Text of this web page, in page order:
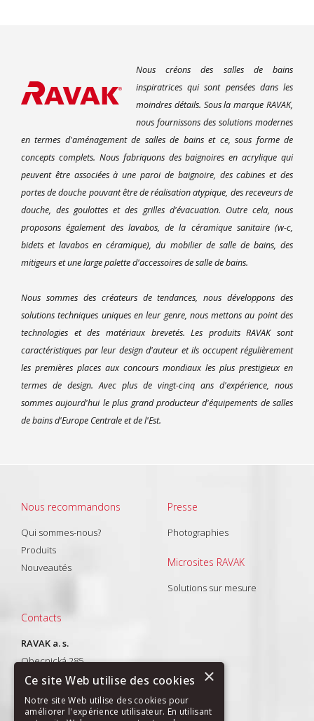
Nous créons des salles de bains
inspiratrices qui sont pensées dans les
moindres détails. Sous la marque RAVAK,
nous fournissons des solutions modernes
en termes d'aménagement de salles de bains et ce, sous forme de
concepts complets. Nous fabriquons des baignoires en acrylique qui
peuvent être associées à une paroi de baignoire, des cabines et des
portes de douche pouvant être de réalisation atypique, des receveurs de
douche, des goulottes et des grilles d'évacuation. Outre cela, nous
proposons également des lavabos, de la céramique sanitaire (w-c,
bidets et lavabos en céramique), du mobilier de salle de bains, des
mitigeurs et une large palette d'accessoires de salle de bains.
Nous sommes des créateurs de tendances, nous développons des
solutions techniques uniques en leur genre, nous mettons au point des
technologies et des matériaux brevetés. Les produits RAVAK sont
caractéristiques par leur design d'auteur et ils occupent régulièrement
les premières places aux concours mondiaux les plus prestigieux en
termes de design. Avec plus de vingt-cinq ans d'expérience, nous
sommes aujourd'hui le plus grand producteur d'équipements de salles
de bains d'Europe Centrale et de l'Est.
Nous recommandons
Qui sommes-nous?
Produits
Nouveautés
Presse
Photographies
Microsites RAVAK
Solutions sur mesure
Contacts
RAVAK a. s.
Obecnická 285
261 01 Příbram I
T: +420 318 427 288
E-mail:export@ravak.com
×
Ce site Web utilise des cookies
Notre site Web utilise des cookies pour
améliorer l'expérience utilisateur. En utilisant